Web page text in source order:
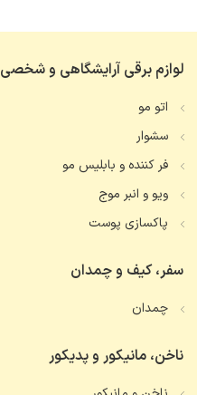
لوازم برقی آرایشگاهی و شخصی
اتو مو
سشوار
فر کننده و بابلیس مو
ویو و انبر موج
پاکسازی پوست
سفر، کیف و چمدان
چمدان
ناخن، مانیکور و پدیکور